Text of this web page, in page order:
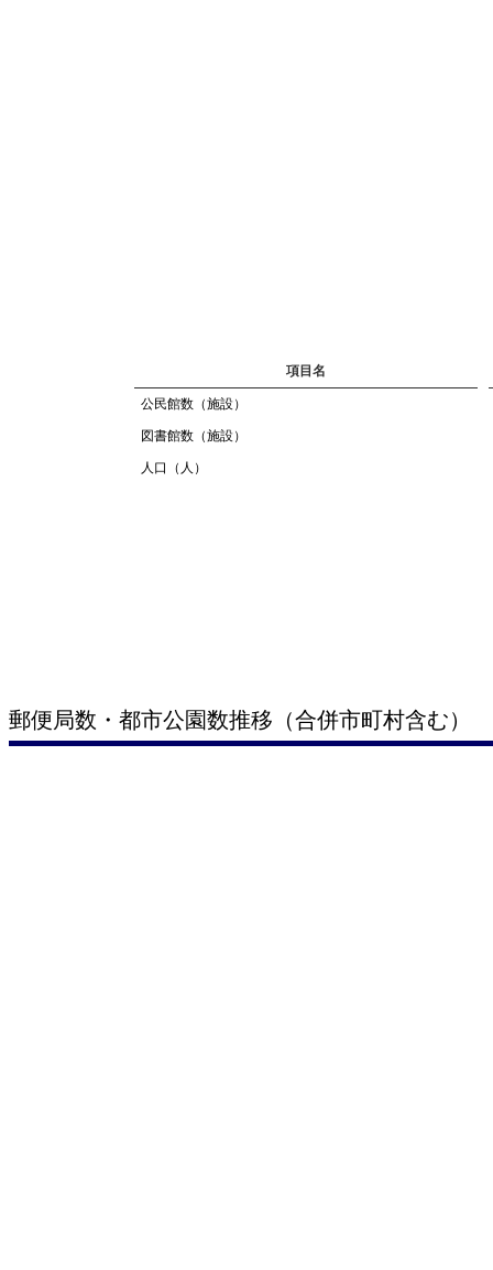
項目名
公民館数（施設）
図書館数（施設）
人口（人）
郵便局数・都市公園数推移（合併市町村含む）